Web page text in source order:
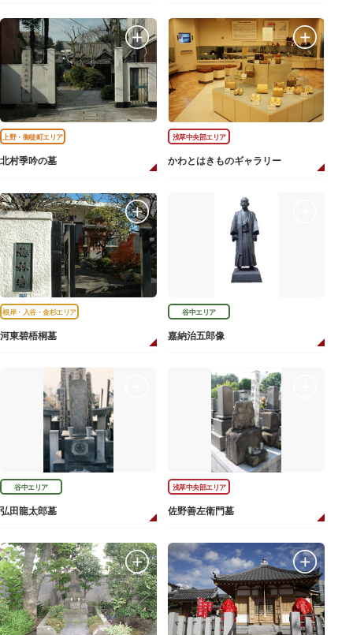
上野・御徒町エリア
北村季吟の墓
浅草中央部エリア
かわとはきものギャラリー
根岸・入谷・金杉エリア
河東碧梧桐墓
谷中エリア
嘉納治五郎像
谷中エリア
弘田龍太郎墓
浅草中央部エリア
佐野善左衛門墓